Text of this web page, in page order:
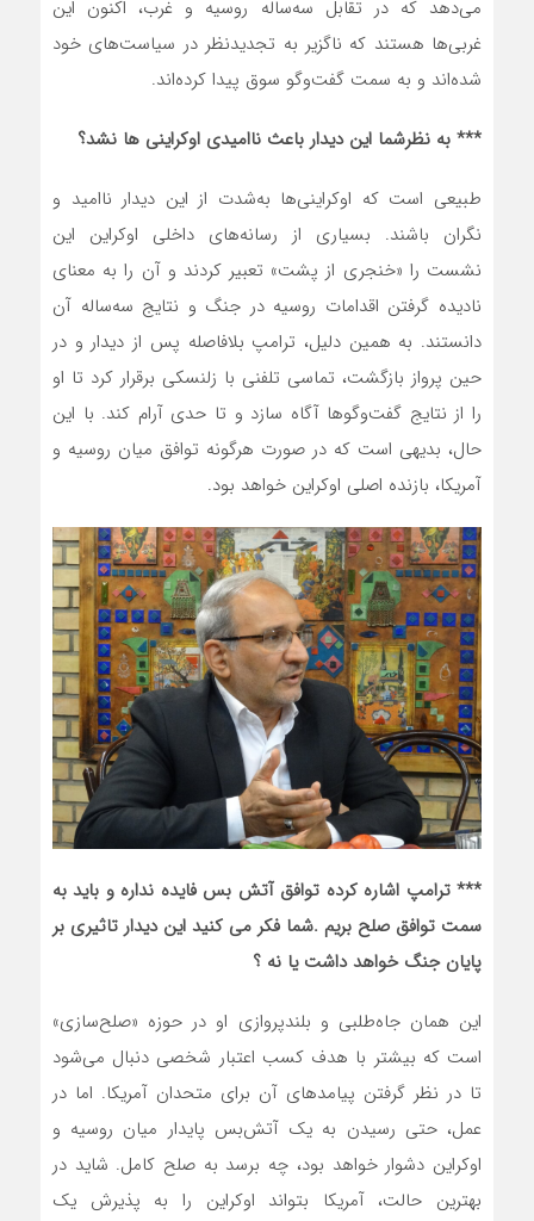
می‌دهد که در تقابل سه‌ساله روسیه و غرب، اکنون این
غربی‌ها هستند که ناگزیر به تجدیدنظر در سیاست‌های خود
شده‌اند و به سمت گفت‌وگو سوق پیدا کرده‌اند.
*** به نظرشما این دیدار باعث ناامیدی اوکراینی ها نشد؟
طبیعی است که اوکراینی‌ها به‌شدت از این دیدار ناامید و
نگران باشند. بسیاری از رسانه‌های داخلی اوکراین این
نشست را «خنجری از پشت» تعبیر کردند و آن را به معنای
نادیده گرفتن اقدامات روسیه در جنگ و نتایج سه‌ساله آن
دانستند. به همین دلیل، ترامپ بلافاصله پس از دیدار و در
حین پرواز بازگشت، تماسی تلفنی با زلنسکی برقرار کرد تا او
را از نتایج گفت‌وگوها آگاه سازد و تا حدی آرام کند. با این
حال، بدیهی است که در صورت هرگونه توافق میان روسیه و
آمریکا، بازنده اصلی اوکراین خواهد بود.
*** ترامپ اشاره کرده توافق آتش بس فایده نداره و باید به
سمت توافق صلح بریم .شما فکر می کنید این دیدار تاثیری بر
پایان جنگ خواهد داشت یا نه ؟
این همان جاه‌طلبی و بلندپروازی او در حوزه «صلح‌سازی»
است که بیشتر با هدف کسب اعتبار شخصی دنبال می‌شود
تا در نظر گرفتن پیامدهای آن برای متحدان آمریکا. اما در
عمل، حتی رسیدن به یک آتش‌بس پایدار میان روسیه و
اوکراین دشوار خواهد بود، چه برسد به صلح کامل. شاید در
بهترین حالت، آمریکا بتواند اوکراین را به پذیرش یک